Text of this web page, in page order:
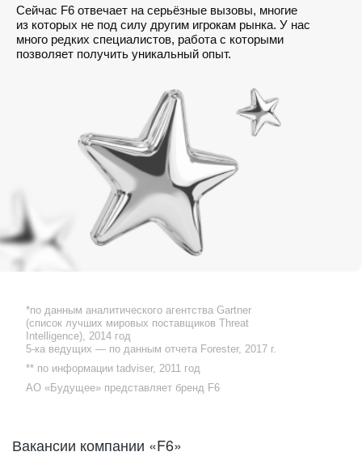
Сейчас F6 отвечает на серьёзные вызовы, многие
из которых не под силу другим игрокам рынка. У нас
много редких специалистов, работа с которыми
позволяет получить уникальный опыт.
*по данным аналитического агентства Gartner
(список лучших мировых поставщиков Threat
Intelligence), 2014 год
5-ка ведущих — по данным отчета Forester, 2017 г.
** по информации tadviser, 2011 год
АО «Будущее» представляет бренд F6
Вакансии компании «F6»